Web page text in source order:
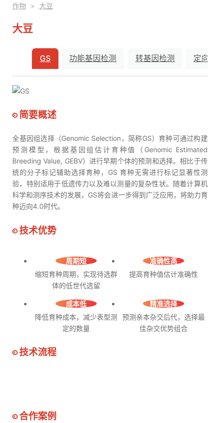
作物 > 大豆
大豆
GS 功能基因检测 转基因检测 定向改
简要概述
全基因组选择（Genomic Selection，简称GS）育种可通过构建
预测模型，根据基因组估计育种值（Genomic Estimated
Breeding Value, GEBV）进行早期个体的预测和选择。相比于传
统的分子标记辅助选择育种，GS 育种无需进行标记显著性测
验，特别适用于低遗传力以及难以测量的复杂性状。随着计算机
科学和测序技术的发展，GS将会进一步得到广泛应用，将助力育
种迈向4.0时代。
技术优势
周期短
缩短育种周期，实现待选群
体的低世代选留
准确性高
提高育种值估计准确性
成本低
降低育种成本，减少表型测
定的数量
精准选择
预测亲本杂交后代，选择最
佳杂交优势组合
技术流程
合作案例